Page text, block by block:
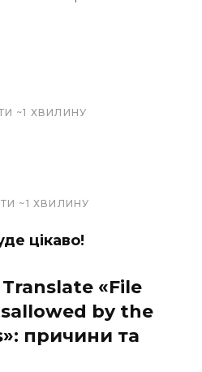
~1 ХВИЛИНУ
~1 ХВИЛИНУ
цікаво!
«File
by the
причини та